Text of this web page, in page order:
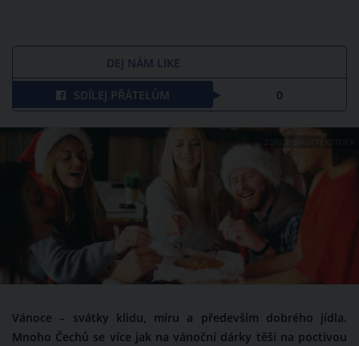
DEJ NÁM LIKE
SDÍLEJ PŘÁTELŮM 0
ZDROJ: SHUTTERSTOCK
Vánoce – svátky klidu, míru a především dobrého jídla.
Mnoho Čechů se více jak na vánoční dárky těší na poctivou